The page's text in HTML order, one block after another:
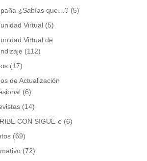
¿Sabías que…? (5)
Virtual (5)
Virtual de
(112)
(17)
de Actualización
(6)
(14)
CON SIGUE-e (6)
(69)
(72)